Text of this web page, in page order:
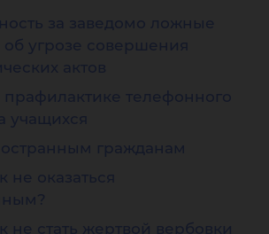
за заведомо ложные
угрозе совершения
актов
прафилактике телефонного
учащихся
гражданам
не оказаться
не стать жертвой вербовки